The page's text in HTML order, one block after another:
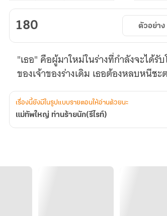
นัก(รี
ไรท์)
180 ตัวอย่าง
"เธอ" คือผู้มาใหม่ในร่างที่กำลังจะได้
ของเจ้าของร่างเดิม เธอต้องหลบหนีช
เรื่องนี้ยังมีในรูปแบบรายตอนให้อ่านด้วยนะ
แม่ทัพใหญ่ ท่านร้ายนัก(รีไรท์)